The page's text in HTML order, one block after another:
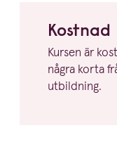
Kostnad
Kursen är
några korta
utbildning.